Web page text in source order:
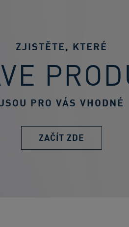
ZJISTĚTE, KTERÉ
JSOU PRO VÁS VHODNÉ
ZAČÍT ZDE